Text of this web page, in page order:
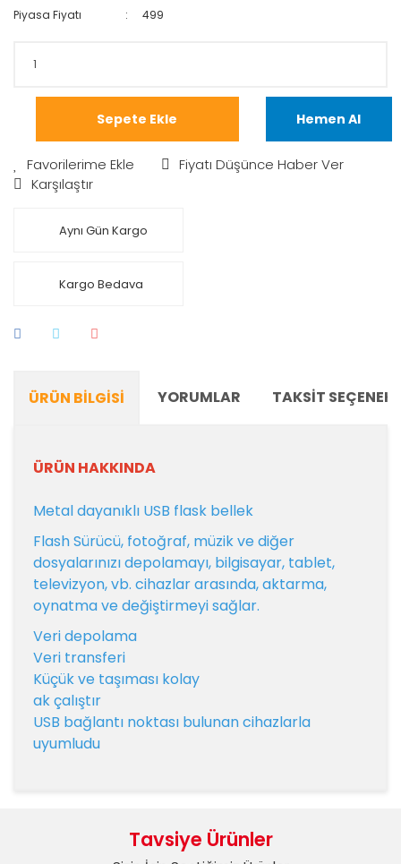
Piyasa Fiyatı
499
Sepete Ekle Hemen Al
Fiyatı Düşünce Haber Ver
Karşılaştır
Aynı Gün Kargo
Kargo Bedava
ÜRÜN BILGISI YORUMLAR TAKSIT
ÜRÜN HAKKINDA
Metal dayanıklı USB flask bellek
Flash Sürücü, fotoğraf, müzik ve diğer
dosyalarınızı depolamayı, bilgisayar, tablet,
televizyon, vb. cihazlar arasında, aktarma,
oynatma ve değiştirmeyi sağlar.
Veri depolama
Veri transferi
Küçük ve taşıması kolay
ak çalıştır
USB bağlantı noktası bulunan cihazlarla
uyumludu
formunu kullanarak tarafımıza iletebilirsiniz.
Görüş ve önerileriniz için teşekkür ederiz.
Tavsiye Ürünler